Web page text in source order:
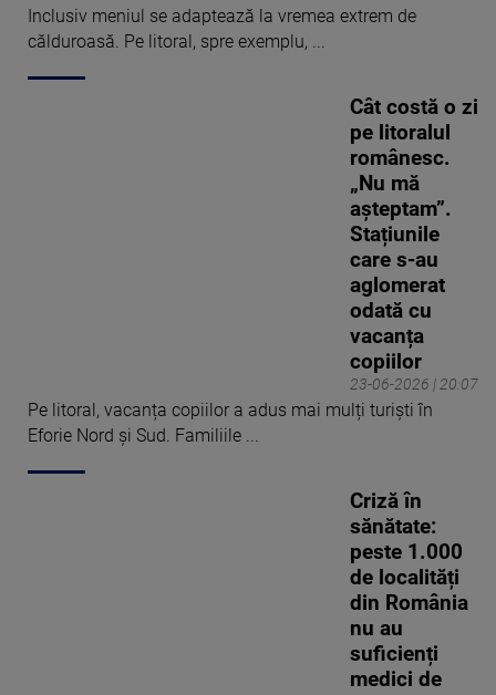
Inclusiv meniul se adaptează la vremea extrem de
călduroasă. Pe litoral, spre exemplu, ...
23-06-2026 | 20:07
Cât costă o zi
pe litoralul
românesc.
„Nu mă
așteptam”.
Stațiunile
care s-au
aglomerat
odată cu
vacanța
copiilor
Pe litoral, vacanța copiilor a adus mai mulți turiști în
Eforie Nord și Sud. Familiile ...
Criză în
sănătate:
peste 1.000
de localități
din România
nu au
suficienți
medici de